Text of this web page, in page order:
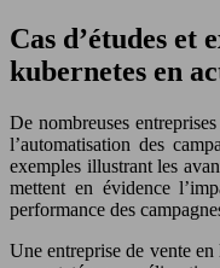
Cas d’études et
kubernetes en
De nombreuses
l’automatisation des
exemples illustrant les
mettent en évidence
performance des
Une entreprise de vente